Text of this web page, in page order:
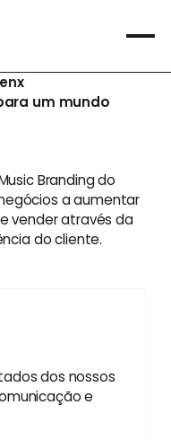
um mundo
Branding do
a aumentar
vender através da
do cliente.
dos nossos
e